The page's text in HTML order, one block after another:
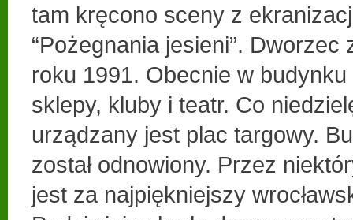
tam kręcono sceny z
“Pożegnania jesieni”. Dworzec
roku 1991. Obecnie w
sklepy, kluby i teatr. Co
urządzany jest plac targowy.
został odnowiony. Przez
jest za najpiękniejszy